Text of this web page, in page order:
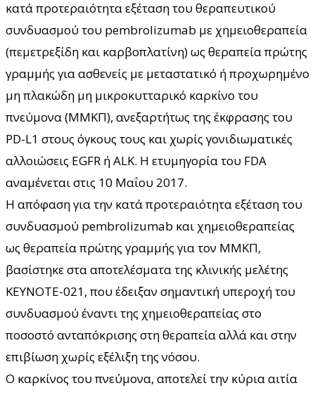
κατά προτεραιότητα εξέταση του θεραπευτικού
συνδυασμού του pembrolizumab με χημειοθεραπεία
(πεμετρεξίδη και καρβοπλατίνη) ως θεραπεία πρώτης
γραμμής για ασθενείς με μεταστατικό ή προχωρημένο
μη πλακώδη μη μικροκυτταρικό καρκίνο του
πνεύμονα (ΜΜΚΠ), ανεξαρτήτως της έκφρασης του
PD-L1 στους όγκους τους και χωρίς γονιδιωματικές
αλλοιώσεις EGFR ή ALK. Η ετυμηγορία του FDA
αναμένεται στις 10 Μαΐου 2017.
Η απόφαση για την κατά προτεραιότητα εξέταση του
συνδυασμού pembrolizumab και χημειοθεραπείας
ως θεραπεία πρώτης γραμμής για τον ΜΜΚΠ,
βασίστηκε στα αποτελέσματα της κλινικής μελέτης
KEYNOTE-021, που έδειξαν σημαντική υπεροχή του
συνδυασμού έναντι της χημειοθεραπείας στο
ποσοστό ανταπόκρισης στη θεραπεία αλλά και στην
επιβίωση χωρίς εξέλιξη της νόσου.
Ο καρκίνος του πνεύμονα, αποτελεί την κύρια αιτία